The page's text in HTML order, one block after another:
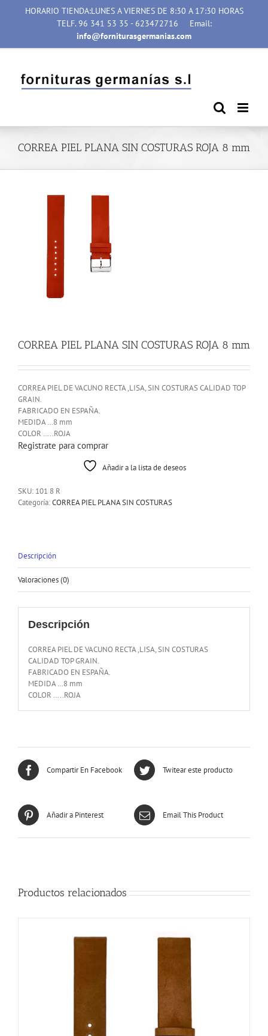
HORARIO TIENDA:LUNES A VIERNES DE 8:30 A 17:30 HORAS
TELF. 96 341 53 35 - 623472716
Email:
info@forniturasgermanias.com
CORREA PIEL PLANA SIN COSTURAS ROJA 8 mm
CORREA PIEL PLANA SIN COSTURAS ROJA 8 mm
CORREA PIEL DE VACUNO RECTA ,LISA, SIN COSTURAS CALIDAD TOP
GRAIN.
FABRICADO EN ESPAÑA.
MEDIDA …8 mm
COLOR …..ROJA
Registrate para comprar
Añadir a la lista de deseos
SKU: 101 8 R
Categoría:CORREA PIEL PLANA SIN COSTURAS
Descripción
Valoraciones (0)
Descripción
CORREA PIEL DE VACUNO RECTA ,LISA, SIN COSTURAS
CALIDAD TOP GRAIN.
FABRICADO EN ESPAÑA.
MEDIDA …8 mm
COLOR …..ROJA
Compartir En Facebook Twitear este producto
Añadir a Pinterest Email This Product
Productos relacionados